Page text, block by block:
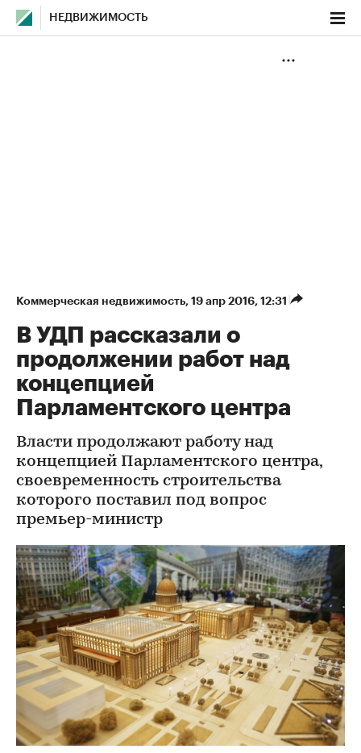
НЕДВИЖИМОСТЬ
Коммерческая недвижимость⁠, 19 апр 2016, 12:31
В УДП рассказали о
продолжении работ над
концепцией
Парламентского центра
Власти продолжают работу над
концепцией Парламентского центра,
своевременность строительства
которого поставил под вопрос
премьер-министр